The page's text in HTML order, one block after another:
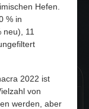
Hefen.
% in
11
2022 ist
von
werden, aber